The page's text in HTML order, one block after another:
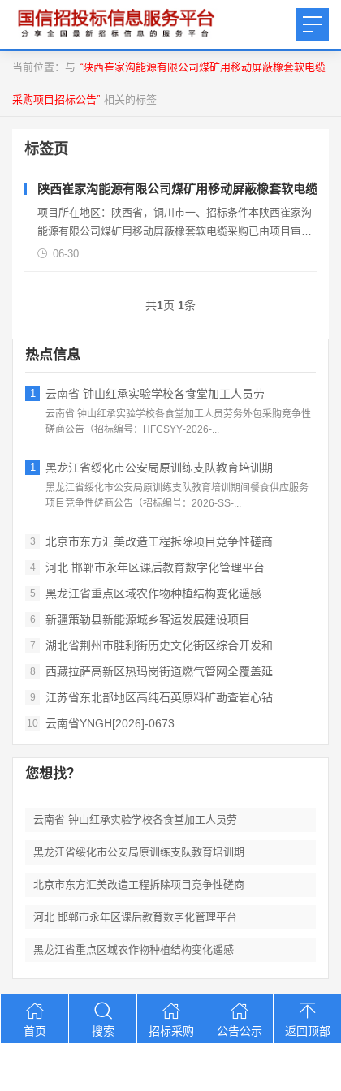
当前位置：与 “陕西崔家沟能源有限公司煤矿用移动屏蔽橡套软电缆
采购项目招标公告” 相关的标签
标签页
陕西崔家沟能源有限公司煤矿用移动屏蔽橡套软电缆采
项目所在地区：陕西省，铜川市一、招标条件本陕西崔家沟
能源有限公司煤矿用移动屏蔽橡套软电缆采购已由项目审批/
核准/备案机关批准，项目资金来源为自筹资金220万元，
06-30
共1页 1条
热点信息
1 云南省 钟山红承实验学校各食堂加工人员劳
云南省 钟山红承实验学校各食堂加工人员劳务外包采购竞争性
磋商公告（招标编号：HFCSYY‑2026‑...
1 黑龙江省绥化市公安局原训练支队教育培训期
黑龙江省绥化市公安局原训练支队教育培训期间餐食供应服务
项目竞争性磋商公告（招标编号：2026‑SS‑...
3 北京市东方汇美改造工程拆除项目竞争性磋商
4 河北 邯郸市永年区课后教育数字化管理平台
5 黑龙江省重点区域农作物种植结构变化遥感
6 新疆策勒县新能源城乡客运发展建设项目
7 湖北省荆州市胜利街历史文化街区综合开发和
8 西藏拉萨高新区热玛岗街道燃气管网全覆盖延
9 江苏省东北部地区高纯石英原料矿勘查岩心钻
10 云南省YNGH[2026]-0673
您想找？
云南省 钟山红承实验学校各食堂加工人员劳
黑龙江省绥化市公安局原训练支队教育培训期
北京市东方汇美改造工程拆除项目竞争性磋商
河北 邯郸市永年区课后教育数字化管理平台
黑龙江省重点区域农作物种植结构变化遥感
Copyright © 2012-2026 中招招标网 版权所有 网站备案号：京
ICP备2023026371号-2
首页 搜索 招标采购 公告公示 返回顶部